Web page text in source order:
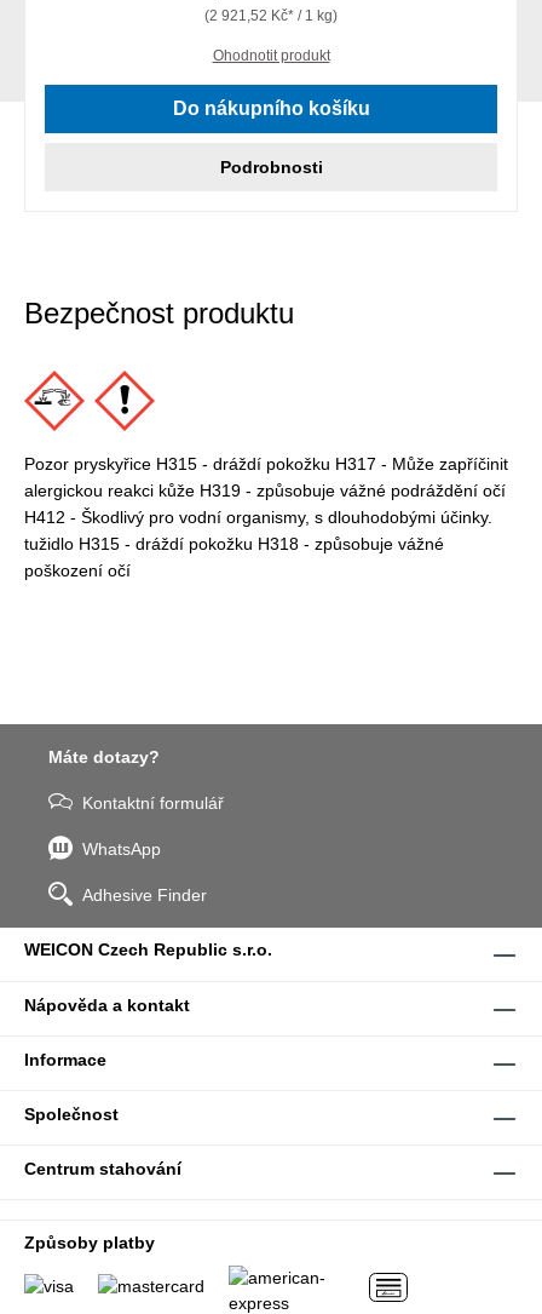
(2 921,52 Kč* / 1 kg)
Ohodnotit produkt
Do nákupního košíku
Podrobnosti
Bezpečnost produktu
Pozor pryskyřice H315 - dráždí pokožku H317 - Může zapříčinit
alergickou reakci kůže H319 - způsobuje vážné podráždění očí
H412 - Škodlivý pro vodní organismy, s dlouhodobými účinky.
tužidlo H315 - dráždí pokožku H318 - způsobuje vážné
poškození očí
Máte dotazy?
Kontaktní formulář
WhatsApp
Adhesive Finder
WEICON Czech Republic s.r.o.
Nápověda a kontakt
Informace
Společnost
Centrum stahování
Způsoby platby